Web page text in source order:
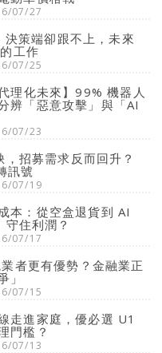
07/27
策端卻跟不上，未來
工作
07/25
理化未來】99% 機器人
辨「惡意攻擊」與「AI
07/23
招募需求反而回升？
訊號
07/19
本：從空盒退貨到 AI
住利潤？
07/17
者更有優勢？金融業正
」
07/15
走進家庭，優必選 U1
門檻？
07/13